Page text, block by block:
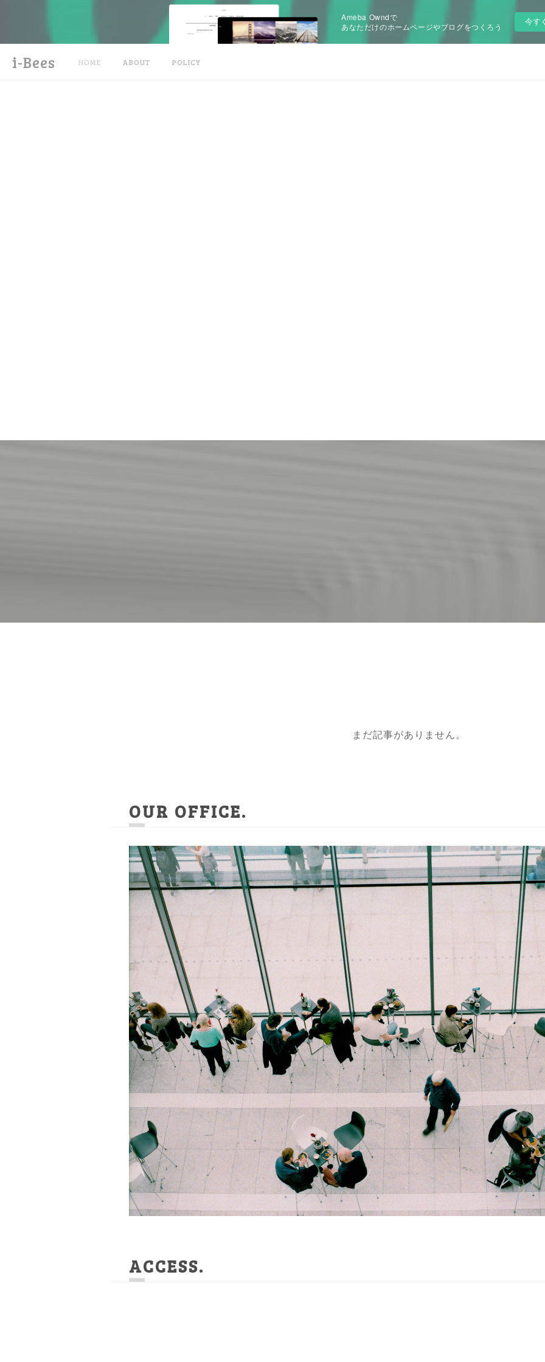
Ameba Owndで
あなただけのホームページやブログをつくろう
今す
i-Bees HOME ABOUT POLICY
株式会社アイビーズ
『アイでツナグ』
インターネットが全てをツナグ時
まだ記事がありません。
OUR OFFICE
ACCESS